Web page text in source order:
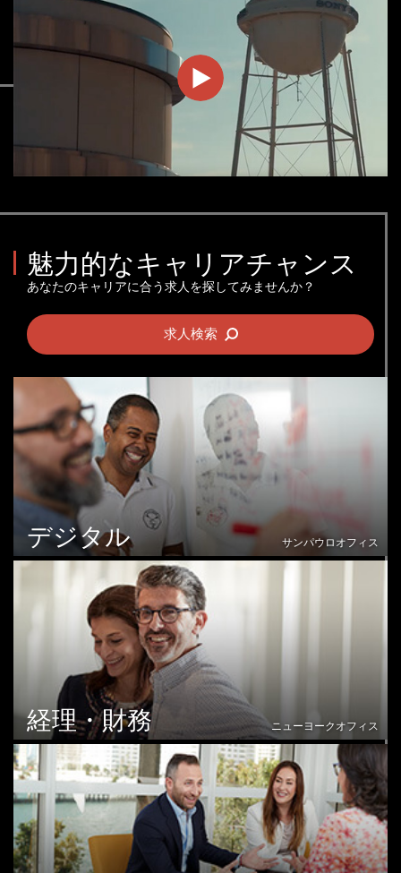
Pictures
魅力的なキャリアチャンス
あなたのキャリアに合う求人を探してみませんか？
求人検索
デジタル サンパウロオフィス
経理・財務 ニューヨークオフィス